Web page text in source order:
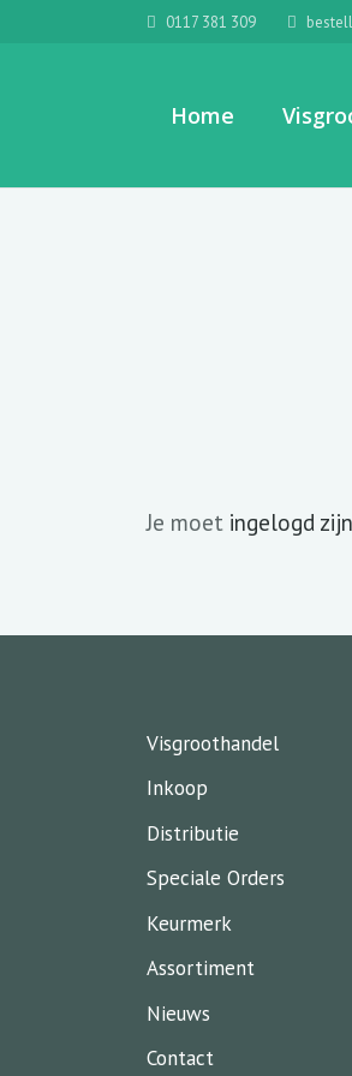
0117 381 309
Home
Je moet ingelogd
Visgroothandel
Inkoop
Distributie
Speciale Orders
Keurmerk
Assortiment
Nieuws
Contact